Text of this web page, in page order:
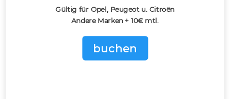
Gültig für Opel, Peugeot u. Citroën
Andere Marken + 10€ mtl.
buchen